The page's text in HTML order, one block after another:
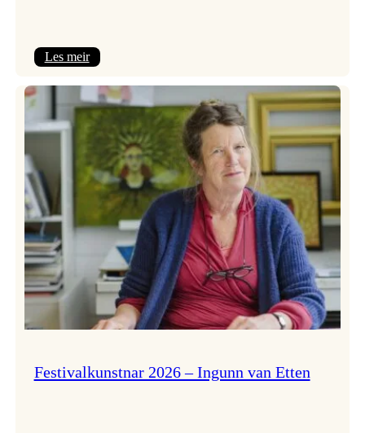
Les meir:
frå
Frøydis
Festivalkunstnar 2026 – Ingunn van Etten